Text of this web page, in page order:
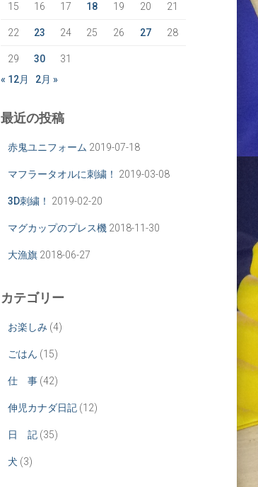
15 16 17 18 19 20 21
22 23 24 25 26 27 28
29 30
31
« 12月
2月 »
最近の投稿
赤鬼ユニフォーム 2019-07-18
マフラータオルに刺繍！ 2019-03-08
3D刺繍！ 2019-02-20
マグカップのプレス機 2018-11-30
大漁旗 2018-06-27
カテゴリー
お楽しみ (4)
ごはん (15)
仕 事(42)
伸児カナダ日記(12)
日 記(35)
犬 (3)